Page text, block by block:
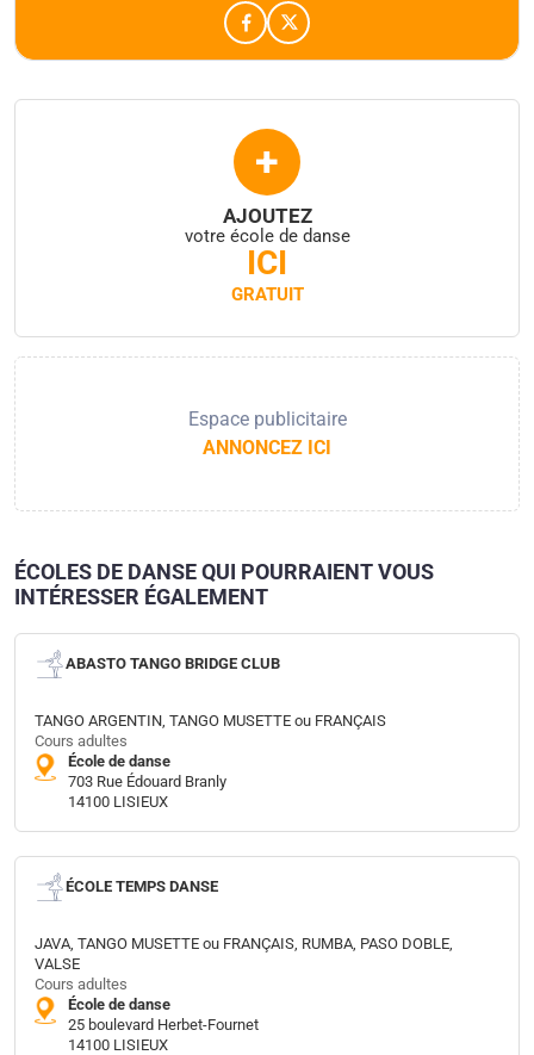
+
AJOUTEZ
votre école de danse
ICI
GRATUIT
Espace publicitaire
ANNONCEZ ICI
ÉCOLES DE DANSE QUI POURRAIENT VOUS
INTÉRESSER ÉGALEMENT
ABASTO TANGO BRIDGE CLUB
TANGO ARGENTIN, TANGO MUSETTE ou FRANÇAIS
Cours adultes
École de danse
703 Rue Édouard Branly
14100 LISIEUX
ÉCOLE TEMPS DANSE
JAVA, TANGO MUSETTE ou FRANÇAIS, RUMBA, PASO DOBLE,
VALSE
Cours adultes
École de danse
25 boulevard Herbet-Fournet
14100 LISIEUX